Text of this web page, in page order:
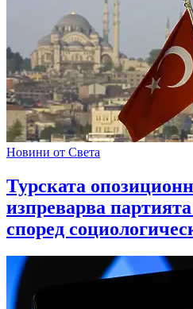
Новини от Света
Турската
изпреварва
според